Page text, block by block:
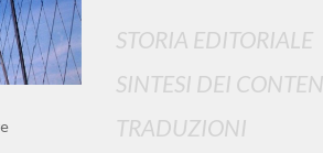
STORIA EDITORIALE
SINTESI DEI
TRADUZIONI